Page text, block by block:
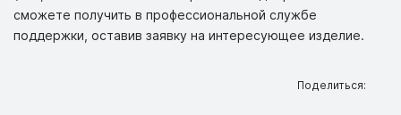
сможете получить в профессиональной службе
поддержки, оставив заявку на интересующее изделие.
Поделиться: